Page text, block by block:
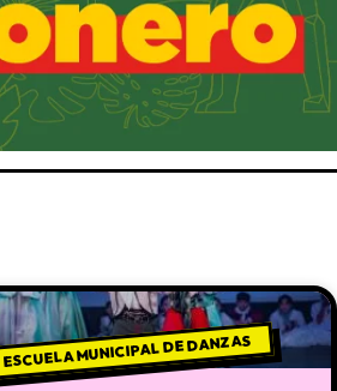
ESCUELA MUNICIPAL DE DANZAS